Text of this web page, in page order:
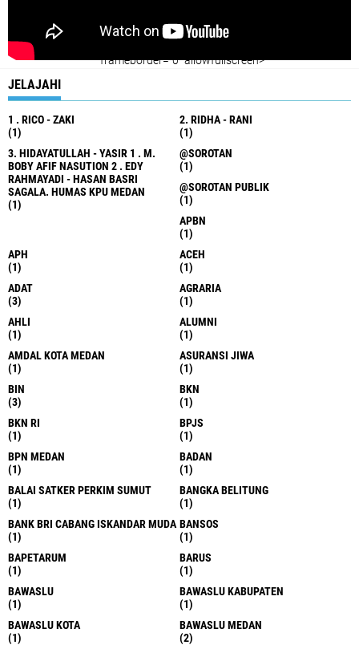
" frameborder="0" allowfullscreen>
JELAJAHI
1 . RICO - ZAKI
(1)
2. RIDHA - RANI
(1)
3. HIDAYATULLAH - YASIR 1 . M.
BOBY AFIF NASUTION 2 . EDY
RAHMAYADI - HASAN BASRI
SAGALA. HUMAS KPU MEDAN
(1)
@SOROTAN
(1)
@SOROTAN PUBLIK
(1)
APBN
(1)
APH
(1)
ACEH
(1)
ADAT
(3)
AGRARIA
(1)
AHLI
(1)
ALUMNI
(1)
AMDAL KOTA MEDAN
(1)
ASURANSI JIWA
(1)
BIN
(3)
BKN
(1)
BKN RI
(1)
BPJS
(1)
BPN MEDAN
(1)
BADAN
(1)
BALAI SATKER PERKIM SUMUT
(1)
BANGKA BELITUNG
(1)
BANK BRI CABANG ISKANDAR MUDA
(1)
BANSOS
(1)
BAPETARUM
(1)
BARUS
(1)
BAWASLU
(1)
BAWASLU KABUPATEN
(1)
BAWASLU KOTA
(1)
BAWASLU MEDAN
(2)